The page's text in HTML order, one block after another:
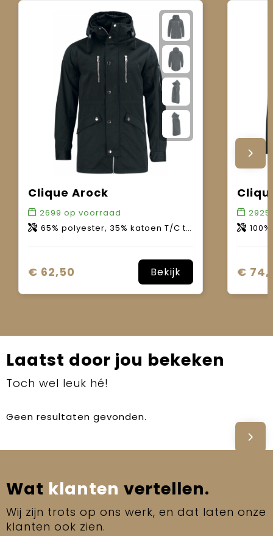
Clique Arock
2699 op voorraad
65% polyester, 35% katoen T/C twill.
€ 62,50 Bekijk
2925
100% nylon-
€
Laatst door jou bekeken
Toch wel leuk hé!
Geen resultaten gevonden.
Wat klanten vertellen.
Wij zijn trots op ons werk, en dat laten onze
klanten ook zien.